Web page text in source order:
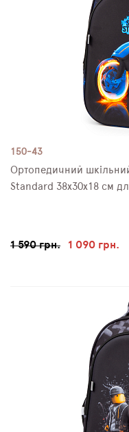
150-43
Ортопедичний
Standard 38х30х18 см
1 590 грн. 1 090 грн.